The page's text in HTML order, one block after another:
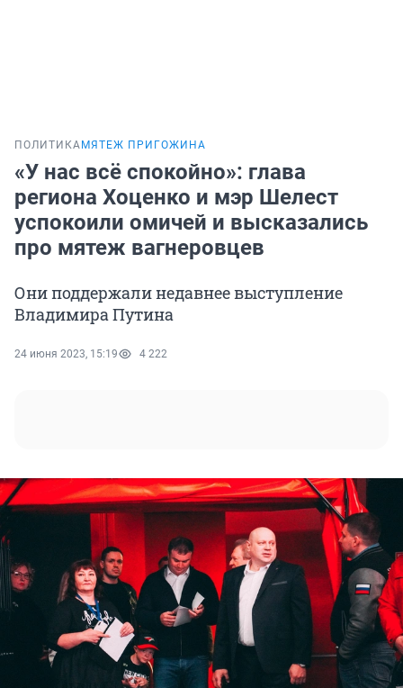
ПОЛИТИКА МЯТЕЖ ПРИГОЖИНА
«У нас всё спокойно»: глава
региона Хоценко и мэр Шелест
успокоили омичей и высказались
про мятеж вагнеровцев
Они поддержали недавнее выступление
Владимира Путина
24 июня 2023, 15:19 4 222